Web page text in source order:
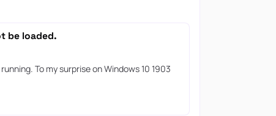
be loaded.
To my surprise on Windows 10 1903